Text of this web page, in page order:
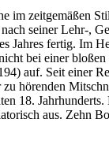
im zeitgemäßen
seiner Lehr-,
fertig. Im
bei einer
auf. Seit einer
hörenden
18.
aus. Zehn